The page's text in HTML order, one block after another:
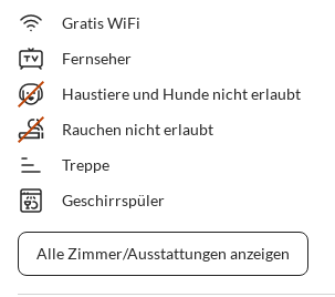
Gratis WiFi
Fernseher
Haustiere und Hunde nicht erlaubt
Rauchen nicht erlaubt
Treppe
Geschirrspüler
Alle Zimmer/Ausstattungen anzeigen